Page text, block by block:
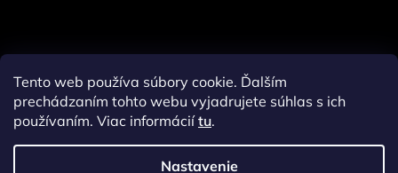
Tento web používa súbory cookie. Ďalším
prechádzaním tohto webu vyjadrujete súhlas s ich
používaním. Viac informáciítu.
Nastavenie